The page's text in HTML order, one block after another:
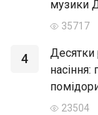
музики
35717
4
Десятки
23504